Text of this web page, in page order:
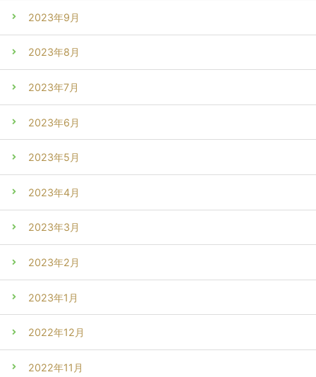
2023年9月
2023年8月
2023年7月
2023年6月
2023年5月
2023年4月
2023年3月
2023年2月
2023年1月
2022年12月
2022年11月